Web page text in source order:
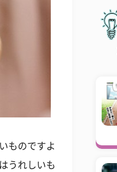
ものですよ
うれしいも